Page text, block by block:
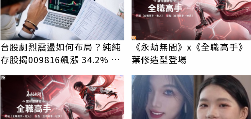
台股劇烈震盪如何布局？純純
存股揭009816飆漲 34.2% 上
漲、拉回績效勝主動式ETF
《永劫無間》x《全職高手》
葉修造型登場
PR